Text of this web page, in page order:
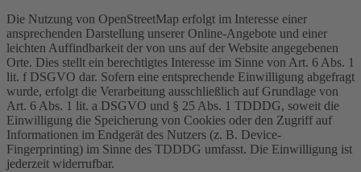
Die Nutzung von OpenStreetMap erfolgt im Interesse einer
ansprechenden Darstellung unserer Online-Angebote und einer
leichten Auffindbarkeit der von uns auf der Website angegebenen
Orte. Dies stellt ein berechtigtes Interesse im Sinne von Art. 6 Abs. 1
lit. f DSGVO dar. Sofern eine entsprechende Einwilligung abgefragt
wurde, erfolgt die Verarbeitung ausschließlich auf Grundlage von
Art. 6 Abs. 1 lit. a DSGVO und § 25 Abs. 1 TDDDG, soweit die
Einwilligung die Speicherung von Cookies oder den Zugriff auf
Informationen im Endgerät des Nutzers (z. B. Device-
Fingerprinting) im Sinne des TDDDG umfasst. Die Einwilligung ist
jederzeit widerrufbar.